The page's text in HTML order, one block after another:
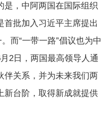
是，中阿两国在国际组织
首批加入习近平主席提出
而“一带一路”倡议也为中
2日，两国最高领导人通
伴关系，并为未来我们两
新台阶，取得新成就提供